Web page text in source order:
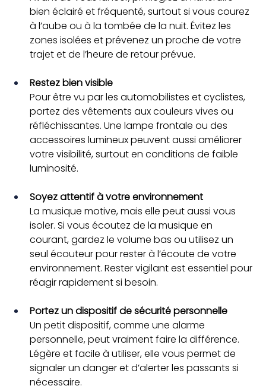
bien éclairé et fréquenté, surtout si vous courez
à l’aube ou à la tombée de la nuit. Évitez les
zones isolées et prévenez un proche de votre
trajet et de l’heure de retour prévue.
Restez bien visible
Pour être vu par les automobilistes et cyclistes,
portez des vêtements aux couleurs vives ou
réfléchissantes. Une lampe frontale ou des
accessoires lumineux peuvent aussi améliorer
votre visibilité, surtout en conditions de faible
luminosité.
Soyez attentif à votre environnement
La musique motive, mais elle peut aussi vous
isoler. Si vous écoutez de la musique en
courant, gardez le volume bas ou utilisez un
seul écouteur pour rester à l’écoute de votre
environnement. Rester vigilant est essentiel pour
réagir rapidement si besoin.
Portez un dispositif de sécurité personnelle
Un petit dispositif, comme une alarme
personnelle, peut vraiment faire la différence.
Légère et facile à utiliser, elle vous permet de
signaler un danger et d’alerter les passants si
nécessaire.